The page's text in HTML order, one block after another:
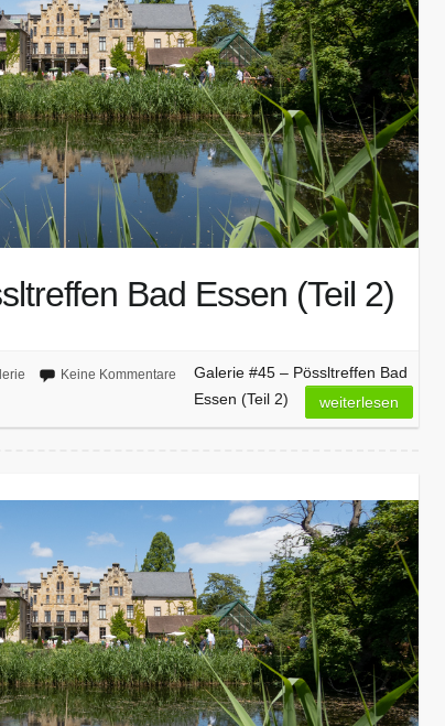
Bad Essen (Teil 2)
Keine Kommentare
Galerie #45 – Pössltreffen Bad
Essen (Teil 2)
weiterlesen